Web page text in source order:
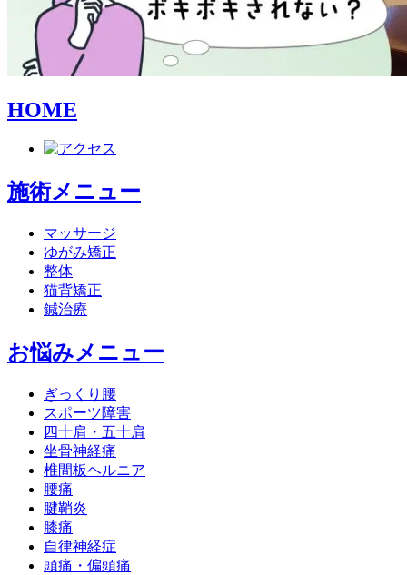
HOME
施術メニュー
マッサージ
ゆがみ矯正
整体
猫背矯正
鍼治療
お悩みメニュー
ぎっくり腰
スポーツ障害
四十肩・五十肩
坐骨神経痛
椎間板ヘルニア
腰痛
腱鞘炎
膝痛
自律神経症
頭痛・偏頭痛